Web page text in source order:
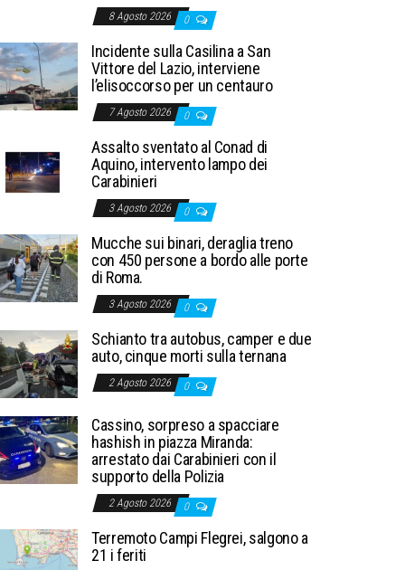
8 Agosto 2026 0
Incidente sulla Casilina a San
Vittore del Lazio, interviene
l’elisoccorso per un centauro
7 Agosto 2026 0
Assalto sventato al Conad di
Aquino, intervento lampo dei
Carabinieri
3 Agosto 2026 0
Mucche sui binari, deraglia treno
con 450 persone a bordo alle porte
di Roma.
3 Agosto 2026 0
Schianto tra autobus, camper e due
auto, cinque morti sulla ternana
2 Agosto 2026 0
Cassino, sorpreso a spacciare
hashish in piazza Miranda:
arrestato dai Carabinieri con il
supporto della Polizia
2 Agosto 2026 0
Terremoto Campi Flegrei, salgono a
21 i feriti